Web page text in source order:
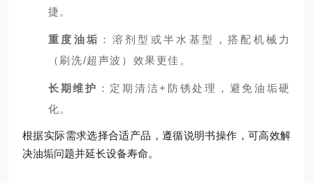
捷。
重度油垢 ：溶剂型或半水基型，搭配机械力
（刷洗/超声波）效果更佳。
长期维护 ：定期清洁+防锈处理，避免油垢硬
化。
根据实际需求选择合适产品，遵循说明书操作，可高效解
决油垢问题并延长设备寿命。